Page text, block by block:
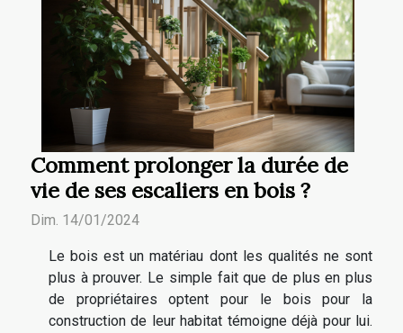
Comment prolonger la durée de
vie de ses escaliers en bois ?
Dim. 14/01/2024
Le bois est un matériau dont les qualités ne sont
plus à prouver. Le simple fait que de plus en plus
de propriétaires optent pour le bois pour la
construction de leur habitat témoigne déjà pour lui.